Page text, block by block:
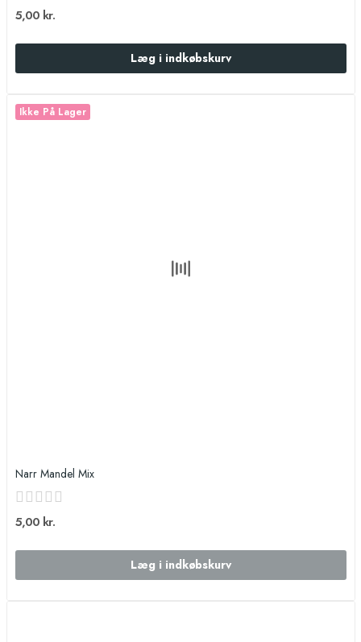
5,00 kr.
Læg i indkøbskurv
Ikke På Lager
Narr Mandel Mix
5,00 kr.
Læg i indkøbskurv